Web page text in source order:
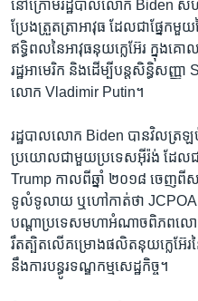
នៅក្រោម​រដ្ឋបាលលោក Biden សហ
ប្រែង​ត្រួតត្រា​អាវុធ ដែលជាផ្នែក​
ឥទ្ធិពល​នៃ​អាវុធ​នុយក្លេអ៊ែរ ក្នុង​
រដ្ឋ​អាមេរិក ​និងដើម្បីបន្តសិន្ធិសញ្ញ
លោក ​Vladimir Putin។
រដ្ឋបាលលោក Biden ​បាន​វិល​ត្រឡ
ប្រយោល​ជា​មួយ​ប្រទេសអ៊ីរ៉ង់​ ដែល​
Trump កាល​ពី​ឆ្នាំ ២០១៨​ ចេញ​ពីស
ទូលំទូលាយ ឬហៅ​កាត់​ថា JCPOA
បណ្តា​ប្រទេស​មហា​អំណាចពិភពលោក​
រឹតត្បិតលើ​គម្រោងផលិត​នុយក្លេអ៊ែរ​ន
នឹង​ការ​បន្ធូរ​ទណ្ឌកម្ម​សេដ្ឋកិច្ច។